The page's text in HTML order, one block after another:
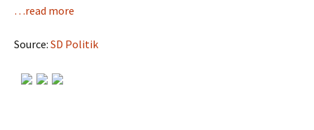
…read more
Source: SD Politik